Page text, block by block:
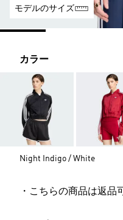
モデルのサイズ
カラー
Night Indigo / White
・こちらの商品は返品